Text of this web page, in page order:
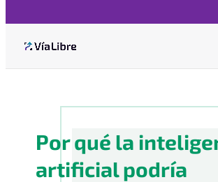
Por qué la
artificial podría